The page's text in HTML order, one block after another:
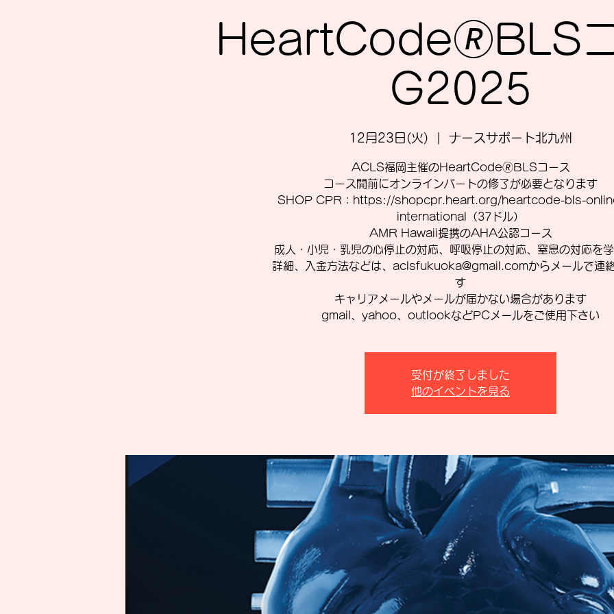
HeartCode🄬BLS
G2025
12月23日(火) ナースサポート北九州
ACLS福岡主催のHeartCode🄬BLSコース
コース開前にオンラインパートの修了が必要となります
SHOP CPR：https://shopcpr.heart.org/heartcode-bls-
international（37ドル）
AMR Hawaii提携のAHA公認コース
成人・小児・乳児の心停止の対応、呼吸停止の対応、窒息の対応を
詳細、入金方法などは、aclsfukuoka@gmail.comからメールで連
す
キャリアメールやメールが届かない場合があります
gmail、yahoo、outlookなどPCメールをご使用下さい
受付が終了しました
他のイベントを見る